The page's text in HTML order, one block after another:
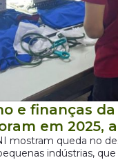
e finanças
em 2025,
mostram queda no
indústrias,